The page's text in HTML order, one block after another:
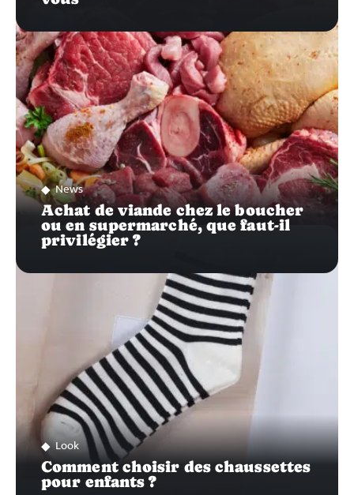
News
Achat de viande chez le boucher
ou en supermarché, que faut-il
privilégier ?
Look
Comment choisir des chaussettes
pour enfants ?